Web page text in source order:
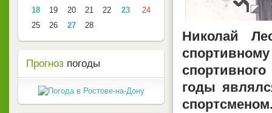
Николай
годы
18
19 20 21 22 23
24
25
26 27 28
Прогноз погоды